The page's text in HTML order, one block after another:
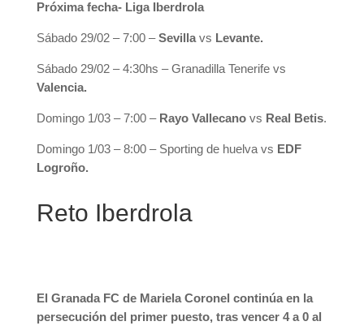
Próxima fecha- Liga Iberdrola
Sábado 29/02 – 7:00 –Sevillavs Levante.
Sábado 29/02 – 4:30hs – Granadilla Tenerife vs
Valencia.
Domingo 1/03 – 7:00 – Rayo Vallecanovs Real Betis.
Domingo 1/03 – 8:00 – Sporting de huelva vs EDF
Logroño.
Reto Iberdrola
El Granada FC de Mariela Coronel continúa en la
persecución del primer puesto, tras vencer 4 a 0 al